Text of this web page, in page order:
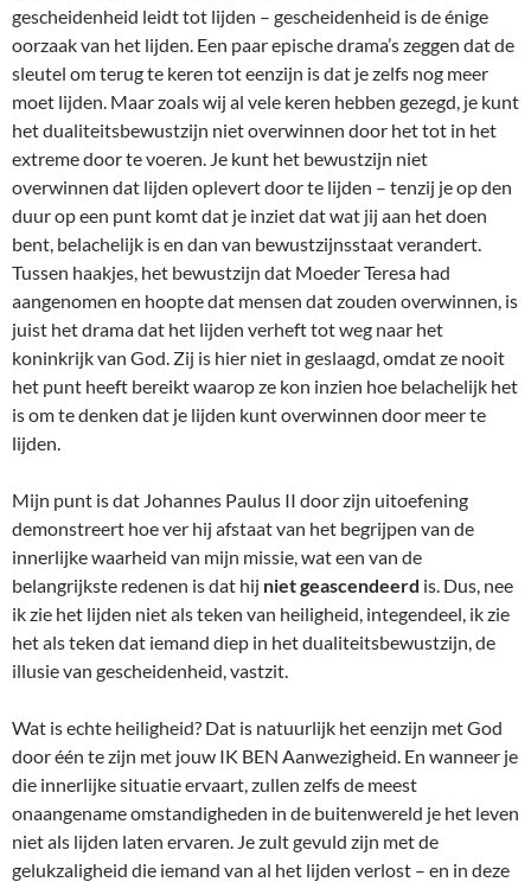
gescheidenheid leidt tot lijden – gescheidenheid is de énige
oorzaak van het lijden. Een paar epische drama’s zeggen dat de
sleutel om terug te keren tot eenzijn is dat je zelfs nog meer
moet lijden. Maar zoals wij al vele keren hebben gezegd, je kunt
het dualiteitsbewustzijn niet overwinnen door het tot in het
extreme door te voeren. Je kunt het bewustzijn niet
overwinnen dat lijden oplevert door te lijden – tenzij je op den
duur op een punt komt dat je inziet dat wat jij aan het doen
bent, belachelijk is en dan van bewustzijnsstaat verandert.
Tussen haakjes, het bewustzijn dat Moeder Teresa had
aangenomen en hoopte dat mensen dat zouden overwinnen, is
juist het drama dat het lijden verheft tot weg naar het
koninkrijk van God. Zij is hier niet in geslaagd, omdat ze nooit
het punt heeft bereikt waarop ze kon inzien hoe belachelijk het
is om te denken dat je lijden kunt overwinnen door meer te
lijden.
Mijn punt is dat Johannes Paulus II door zijn uitoefening
demonstreert hoe ver hij afstaat van het begrijpen van de
innerlijke waarheid van mijn missie, wat een van de
belangrijkste redenen is dat hij niet geascendeerd is. Dus, nee
ik zie het lijden niet als teken van heiligheid, integendeel, ik zie
het als teken dat iemand diep in het dualiteitsbewustzijn, de
illusie van gescheidenheid, vastzit.
Wat is echte heiligheid? Dat is natuurlijk het eenzijn met God
door één te zijn met jouw IK BEN Aanwezigheid. En wanneer je
die innerlijke situatie ervaart, zullen zelfs de meest
onaangename omstandigheden in de buitenwereld je het leven
niet als lijden laten ervaren. Je zult gevuld zijn met de
gelukzaligheid die iemand van al het lijden verlost – en in deze